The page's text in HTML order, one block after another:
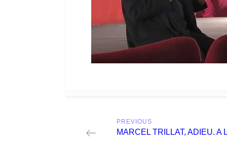
navigation
PREVIOUS
Previous
MARCEL TRILLAT, ADIEU. A